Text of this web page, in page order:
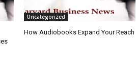
Uncategorized
How Audiobooks Expand Your Reach